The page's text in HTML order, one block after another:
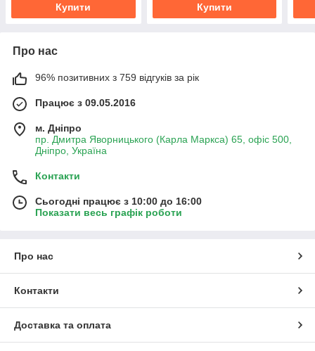
Купити Купити
Про нас
96% позитивних з 759 відгуків за рік
Працює з 09.05.2016
м. Дніпро
пр. Дмитра Яворницького (Карла Маркса) 65, офіс 500,
Дніпро, Україна
Контакти
Сьогодні працює з 10:00 до 16:00
Показати весь графік роботи
Про нас
Контакти
Доставка та оплата